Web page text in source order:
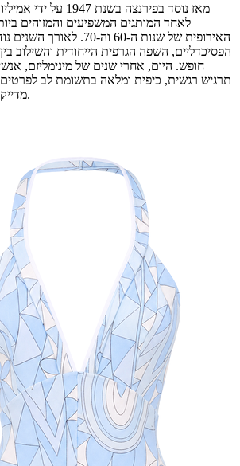
מאז נוסד בפירנצה
לאחד המותגים המשפיעים והמזוהים
האירופית של שנות ה-60 וה-
הפסיכדליים, השפה הגרפית הייחודית והשילוב
חופש. היום, אחרי שנים של מינימליזם,
תרגיש רגשית, כיפית ומלאה בתשומת לב
מדייק יוקרה שמחה כמו פוצ’י.